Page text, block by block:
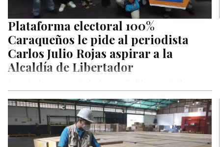
Plataforma electoral 100%
Caraqueños le pide al periodista
Carlos Julio Rojas aspirar a la
Alcaldía de Libertador
agrupados en la plataforma política electoral 100%
Caraqueños, recién legalizada ante…